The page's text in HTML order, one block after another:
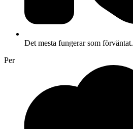
Det mesta fungerar som förväntat.
Per